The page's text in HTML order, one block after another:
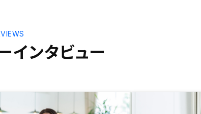
インタビュー